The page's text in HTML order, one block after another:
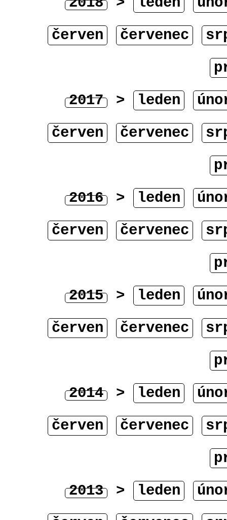
červen
červenec
2017 > leden
červen
červenec
2016 > leden
červen
červenec
2015 > leden
červen
červenec
2014 > leden
červen
červenec
2013 > leden